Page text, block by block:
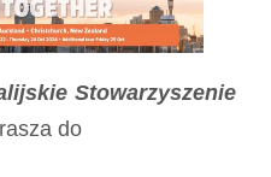
Stowarzyszenie
do